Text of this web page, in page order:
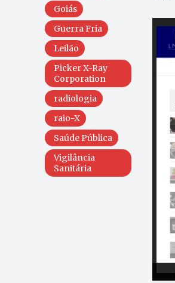
Goiás
Guerra Fria
Leilão
Picker X-Ray
Corporation
radiologia
raio-X
Saúde Pública
Vigilância
Sanitária